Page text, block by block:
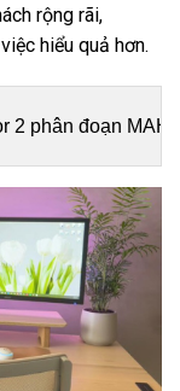
rộng rãi,
hiểu quả hơn.
2 phân đoạn